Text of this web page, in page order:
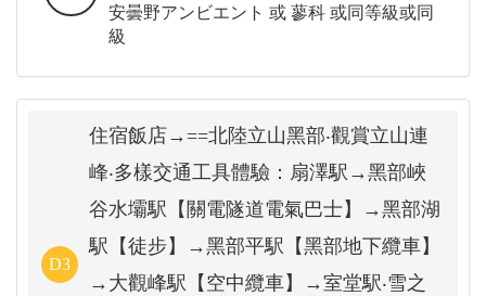
安曇野アンビエント 或 蓼科 或同等級或同
級
D3
住宿飯店→==北陸立山黑部‧觀賞立山連
峰‧多樣交通工具體驗：扇澤駅→黑部峽
谷水壩駅【關電隧道電氣巴士】→黑部湖
駅【徒步】→黑部平駅【黑部地下纜車】
→大觀峰駅【空中纜車】→室堂駅‧雪之